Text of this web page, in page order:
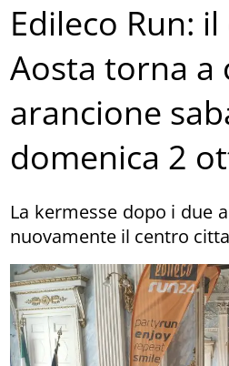
Edileco Run:
Aosta torna a
arancione
domenica 2
La kermesse dopo i due
nuovamente il centro